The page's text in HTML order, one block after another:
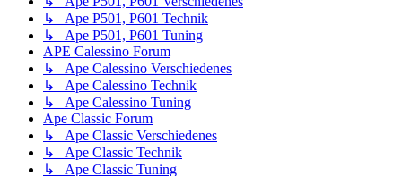
↳ Ape P501, P601 Technik
↳ Ape P501, P601 Tuning
APE Calessino Forum
↳ Ape Calessino Verschiedenes
↳ Ape Calessino Technik
↳ Ape Calessino Tuning
Ape Classic Forum
↳ Ape Classic Verschiedenes
↳ Ape Classic Technik
↳ Ape Classic Tuning